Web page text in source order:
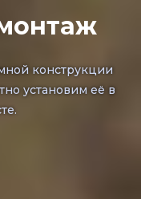
конструкции
установим её в